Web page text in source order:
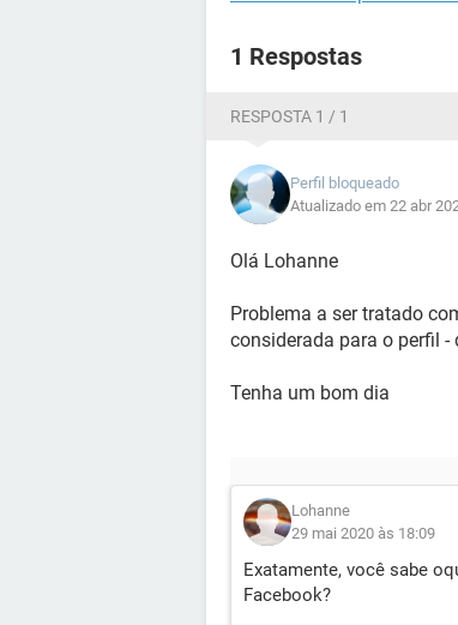
1 Respostas
RESPOSTA 1 / 1
Perfil bloqueado
Atualizado em 22 abr
Olá Lohanne
Problema a ser tratado
considerada para o perfil
Tenha um bom dia
Lohanne
29 mai 2020 às 18:09
Exatamente, você sabe
Facebook?